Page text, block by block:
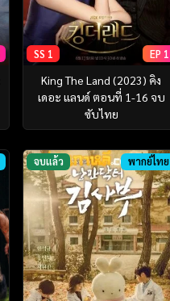
SS 1 EP 1
King The Land (2023) คิง
เดอะ แลนด์ ตอนที่ 1-16 จบ
ซับไทย
จบแล้ว พากย์ไทย